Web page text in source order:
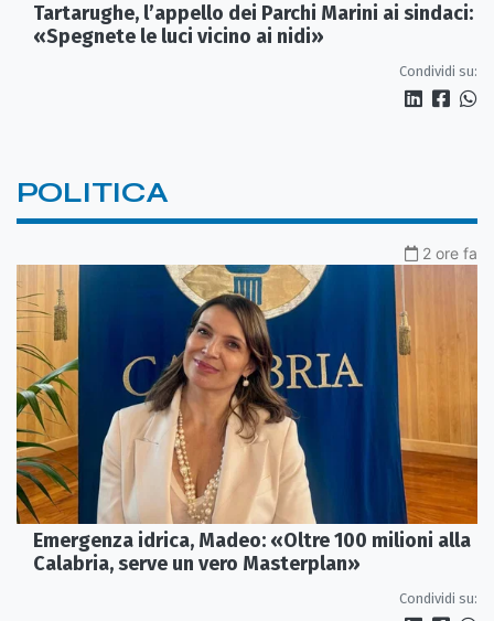
Tartarughe, l’appello dei Parchi Marini ai sindaci:
«Spegnete le luci vicino ai nidi»
Condividi su:
POLITICA
2 ore fa
Emergenza idrica, Madeo: «Oltre 100 milioni alla
Calabria, serve un vero Masterplan»
Condividi su: